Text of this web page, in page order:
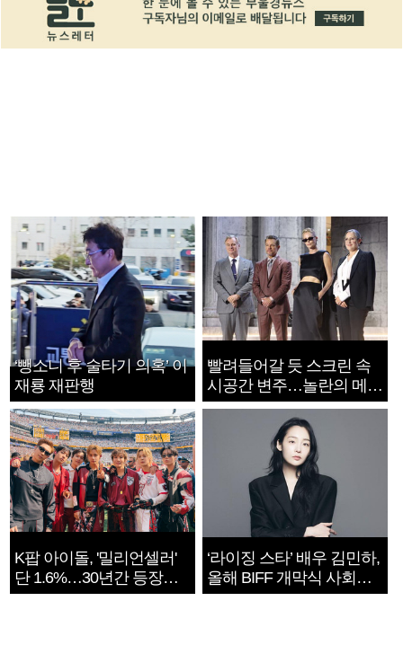
‘뺑소니 후 술타기 의혹’ 이
재룡 재판행
빨려들어갈 듯 스크린 속
시공간 변주…놀란의 메시
지는 ‘전쟁 속죄’
K팝 아이돌, '밀리언셀러'
단 1.6%…30년간 등장
1182개팀 전수조사
‘라이징 스타’ 배우 김민하,
올해 BIFF 개막식 사회자
확정